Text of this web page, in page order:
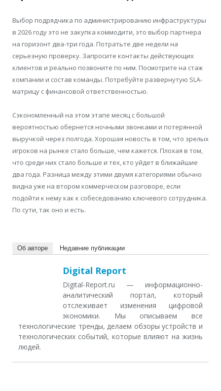
Выбор подрядчика по администрированию инфраструктуры
в 2026 году это не закупка коммодити, это выбор партнера
на горизонт два-три года. Потратьте две недели на
серьезную проверку. Запросите контакты действующих
клиентов и реально позвоните по ним. Посмотрите на стаж
компании и состав команды. Потребуйте развернутую SLA-
матрицу с финансовой ответственностью.
Сэкономленный на этом этапе месяц с большой
вероятностью обернется ночными звонками и потерянной
выручкой через полгода. Хорошая новость в том, что зрелых
игроков на рынке стало больше, чем кажется. Плохая в том,
что среди них стало больше и тех, кто уйдет в ближайшие
два года. Разница между этими двумя категориями обычно
видна уже на втором коммерческом разговоре, если
подойти к нему как к собеседованию ключевого сотрудника.
По сути, так оно и есть.
Об авторе Недавние публикации
Digital Report
Digital-Report.ru — информационно-
аналитический портал, который
отслеживает изменения цифровой
экономики. Мы описываем все
технологические тренды, делаем обзоры устройств и
технологических событий, которые влияют на жизнь
людей.